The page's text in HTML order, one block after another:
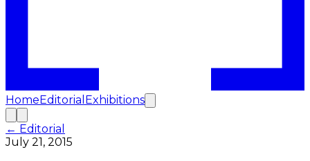
HomeEditorial Exhibitions
← Editorial
July 21, 2015